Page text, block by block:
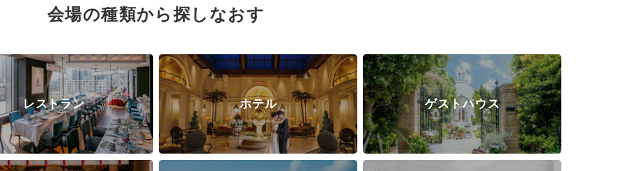
会場の種類から探しなおす
レストラン ホテル ゲストハウス